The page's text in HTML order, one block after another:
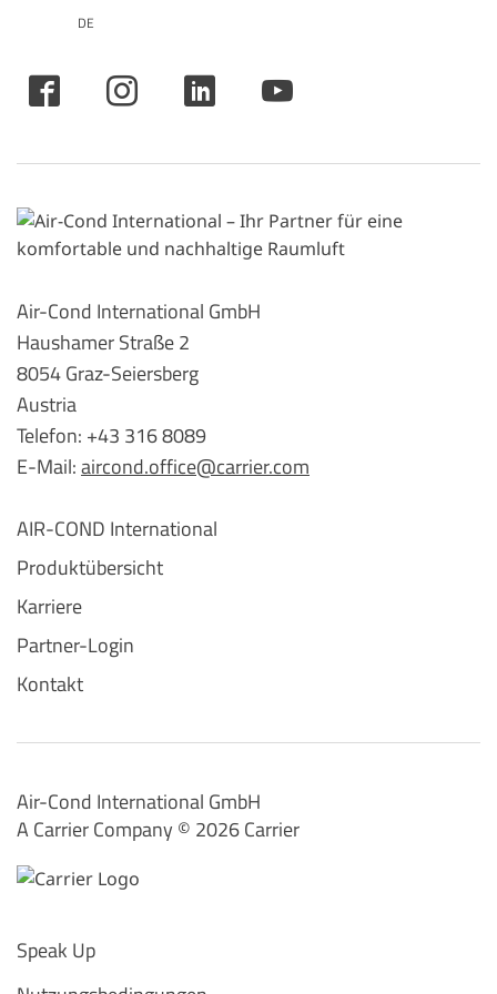
DE
Air-Cond International GmbH
Haushamer Straße 2
8054 Graz-Seiersberg
Austria
Telefon: +43 316 8089
E-Mail:aircond.office@carrier.com
AIR-COND International
Produktübersicht
Karriere
Partner-Login
Kontakt
Air-Cond International GmbH
A Carrier Company ©️ 2026Carrier
Speak Up